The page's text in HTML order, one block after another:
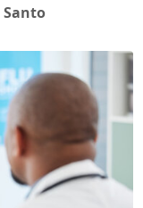
Santo